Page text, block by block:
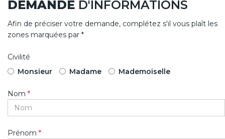
DEMANDE D'INFORMATIONS
Afin de préciser votre demande, complétez s'il vous plaît les
zones marquées par *
Civilité
Monsieur
Madame Mademoiselle
Nom *
Prénom *